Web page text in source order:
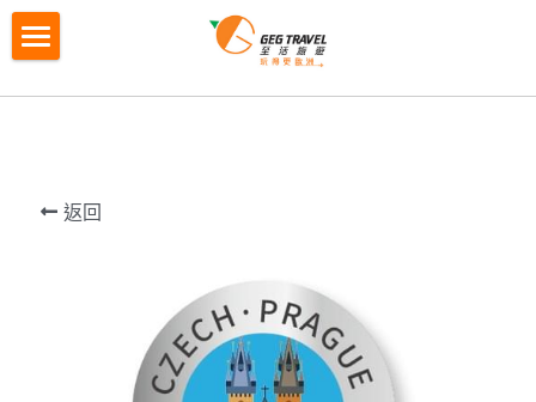
循環團"玩法介紹"
循環團"常見問題"
Gtour自營產品
歐洲當地團
當地團系列
返回
商品分類